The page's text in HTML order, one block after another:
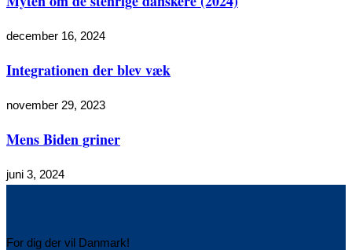
december 16, 2024
Integrationen der blev væk
november 29, 2023
Mens Biden griner
juni 3, 2024
For dig der vil Danmark!